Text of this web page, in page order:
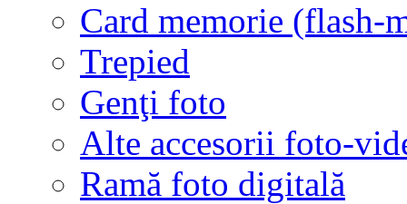
Card memorie (flash-
Trepied
Genţi foto
Alte accesorii foto-
Ramă foto digitală